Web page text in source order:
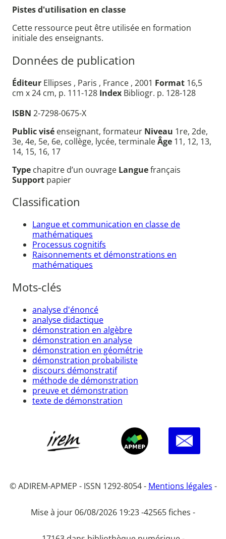
Pistes d'utilisation en classe
Cette ressource peut être utilisée en formation
initiale des enseignants.
Données de publication
Éditeur Ellipses , Paris , France , 2001 Format 16,5
cm x 24 cm, p. 111-128 Index Bibliogr. p. 128-128
ISBN 2-7298-0675-X
Public visé enseignant, formateur Niveau 1re, 2de,
3e, 4e, 5e, 6e, collège, lycée, terminaleÂge 11, 12, 13,
14, 15, 16, 17
Type chapitre d’un ouvrage Languefrançais
Support papier
Classification
Langue et communication en classe de
mathématiques
Processus cognitifs
Raisonnements et démonstrations en
mathématiques
Mots-clés
analyse d'énoncé
analyse didactique
démonstration en algèbre
démonstration en analyse
démonstration en géométrie
démonstration probabiliste
discours démonstratif
méthode de démonstration
preuve et démonstration
texte de démonstration
© ADIREM-APMEP - ISSN 1292-8054 - Mentions légales -
Mise à jour 06/08/2026 19:23 -42565 fiches -